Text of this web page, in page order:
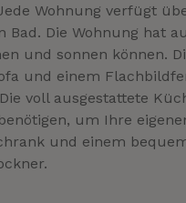
Wohnung verfügt
Die Wohnung hat
und sonnen können.
und einem
voll ausgestattete
um Ihre
und einem